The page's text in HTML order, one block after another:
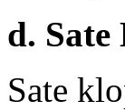
d.
Sate